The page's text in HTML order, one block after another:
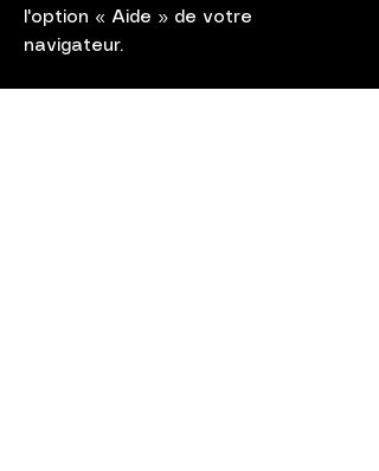
l'option « Aide » de votre
navigateur.